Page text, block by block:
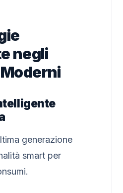
negli
generazione
smart per